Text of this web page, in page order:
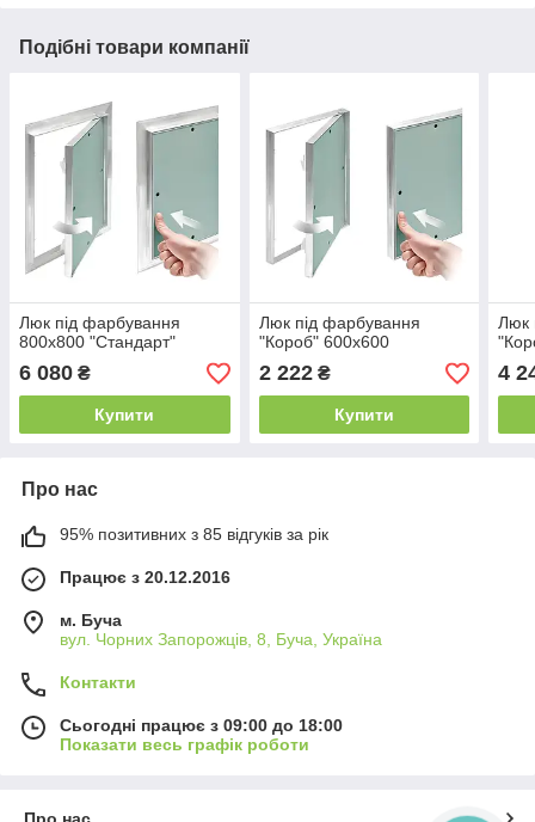
Подібні товари компанії
Люк під фарбування
800х800 "Стандарт"
6 080 ₴
Купити
Люк під фарбування
"Короб" 600х600
2 222₴
Купити
Люк
4
Про нас
95% позитивних з 85 відгуків за рік
Працює з 20.12.2016
м. Буча
вул. Чорних Запорожців, 8, Буча, Україна
Контакти
Сьогодні працює з 09:00 до 18:00
Показати весь графік роботи